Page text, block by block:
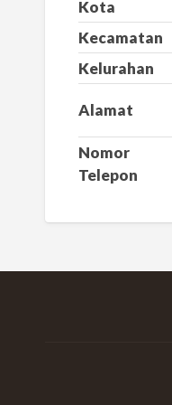
a
s
a
l
a
Kota
Kecamatan
Kelurahan
Alamat
Nomor
Telepon